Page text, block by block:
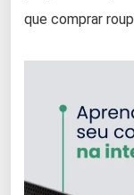
que comprar